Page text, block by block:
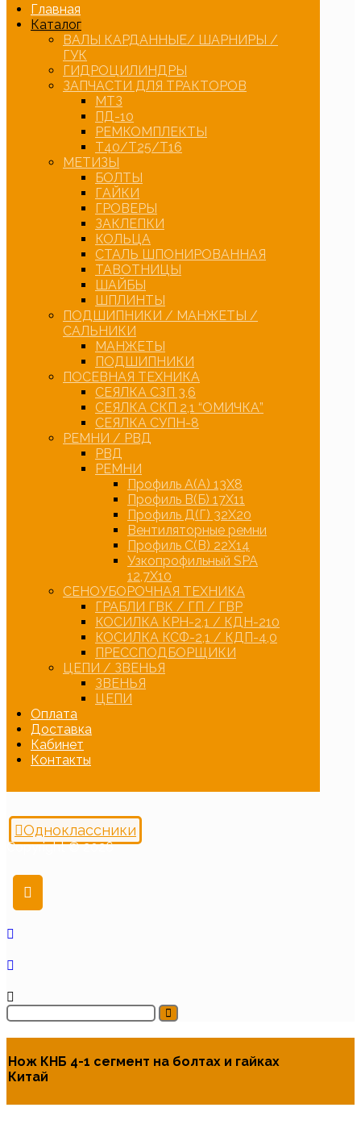
Главная
Каталог
ВАЛЫ КАРДАННЫЕ/ ШАРНИРЫ /
ГУК
ГИДРОЦИЛИНДРЫ
ЗАПЧАСТИ ДЛЯ ТРАКТОРОВ
МТЗ
ПД-10
РЕМКОМПЛЕКТЫ
Т40/Т25/Т16
МЕТИЗЫ
БОЛТЫ
ГАЙКИ
ГРОВЕРЫ
ЗАКЛЕПКИ
КОЛЬЦА
СТАЛЬ ШПОНИРОВАННАЯ
ТАВОТНИЦЫ
ШАЙБЫ
ШПЛИНТЫ
ПОДШИПНИКИ / МАНЖЕТЫ /
САЛЬНИКИ
МАНЖЕТЫ
ПОДШИПНИКИ
ПОСЕВНАЯ ТЕХНИКА
СЕЯЛКА СЗП 3,6
СЕЯЛКА СКП 2,1 “ОМИЧКА”
СЕЯЛКА СУПН-8
РЕМНИ / РВД
РВД
РЕМНИ
Профиль А(А) 13Х8
Профиль В(Б) 17Х11
Профиль Д(Г) 32Х20
Вентиляторные ремни
Профиль С(В) 22Х14
Узкопрофильный SPA
12,7Х10
СЕНОУБОРОЧНАЯ ТЕХНИКА
ГРАБЛИ ГВК / ГП / ГВР
КОСИЛКА КРН-2,1 / КДН-210
КОСИЛКА КСФ-2,1 / КДП-4,0
ПРЕССПОДБОРЩИКИ
ЦЕПИ / ЗВЕНЬЯ
ЗВЕНЬЯ
ЦЕПИ
Оплата
Доставка
Кабинет
Контакты
Одноклассники
Copyright © 2026
Нож КНБ 4-1 сегмент на болтах и гайках
Китай